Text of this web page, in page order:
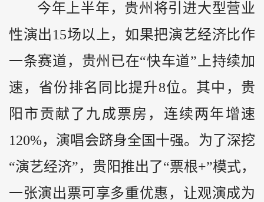
今年上半年，贵州将引进大型营业
性演出15场以上，如果把演艺经济比作
一条赛道，贵州已在“快车道”上持续加
速，省份排名同比提升8位。其中，贵
阳市贡献了九成票房，连续两年增速
120%，演唱会跻身全国十强。为了深挖
“演艺经济”，贵阳推出了“票根+”模式，
一张演出票可享多重优惠，让观演成为